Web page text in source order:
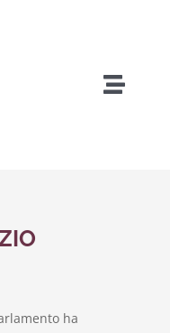
Toggle
ha